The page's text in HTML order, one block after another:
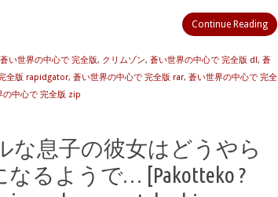
Continue Reading
い世界の中心で 完全版, クリムゾン, 蒼い世界の中心で 完全版 dl, 蒼
全版 rapidgator, 蒼い世界の中心で 完全版 rar, 蒼い世界の中心で 完全
の中心で 完全版 zip
な息子の彼女はどうやら
るようで… [Pakotteko ?